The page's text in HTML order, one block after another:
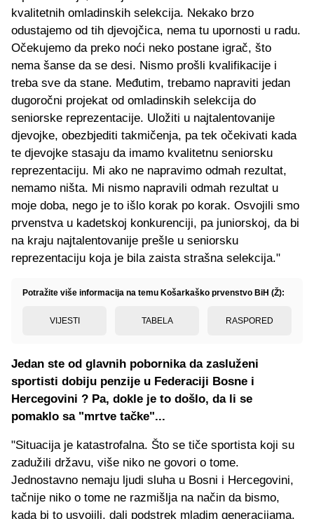
kvalitetnih omladinskih selekcija. Nekako brzo
odustajemo od tih djevojčica, nema tu upornosti u radu.
Očekujemo da preko noći neko postane igrač, što
nema šanse da se desi. Nismo prošli kvalifikacije i
treba sve da stane. Međutim, trebamo napraviti jedan
dugoročni projekat od omladinskih selekcija do
seniorske reprezentacije. Uložiti u najtalentovanije
djevojke, obezbjediti takmičenja, pa tek očekivati kada
te djevojke stasaju da imamo kvalitetnu seniorsku
reprezentaciju. Mi ako ne napravimo odmah rezultat,
nemamo ništa. Mi nismo napravili odmah rezultat u
moje doba, nego je to išlo korak po korak. Osvojili smo
prvenstva u kadetskoj konkurenciji, pa juniorskoj, da bi
na kraju najtalentovanije prešle u seniorsku
reprezentaciju koja je bila zaista strašna selekcija."
Potražite više informacija na temu Košarkaško prvenstvo BiH (Ž):
VIJESTI TABELA RASPORED
Jedan ste od glavnih pobornika da zasluženi
sportisti dobiju penzije u Federaciji Bosne i
Hercegovini ? Pa, dokle je to došlo, da li se
pomaklo sa "mrtve tačke"...
"Situacija je katastrofalna. Što se tiče sportista koji su
zadužili državu, više niko ne govori o tome.
Jednostavno nemaju ljudi sluha u Bosni i Hercegovini,
tačnije niko o tome ne razmišlja na način da bismo,
kada bi to usvojili, dali podstrek mladim generacijama.